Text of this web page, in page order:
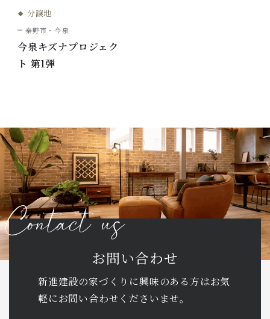
分譲地
秦野市・今泉
今泉キズナプロジェク
ト 第1弾
お問い合わせ
新進建設の家づくりに興味のある方はお気
軽にお問い合わせくださいませ。